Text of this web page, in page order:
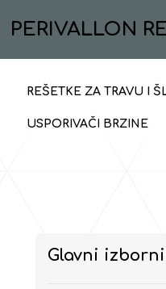
PERIVALLON
REŠETKE ZA TRAVU I
USPORIVAČI BRZINE
Glavni